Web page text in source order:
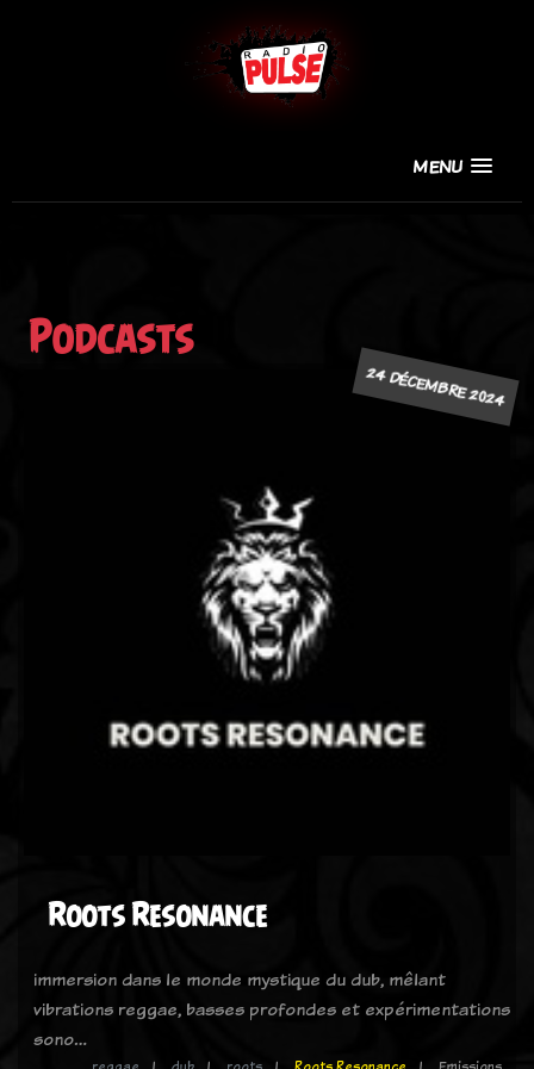
MENU
Podcasts
24 DÉCEMBRE 2024
Roots Resonance
immersion dans le monde mystique du dub, mêlant
vibrations reggae, basses profondes et expérimentations
sono…